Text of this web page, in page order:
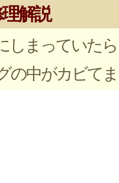
解説
しまっていたら
の中がカビてま